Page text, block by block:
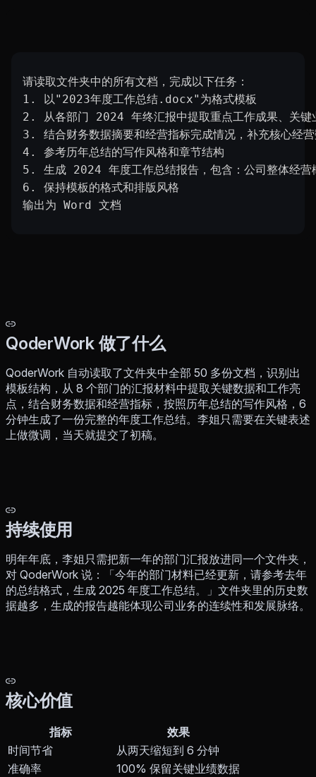
请读取文件夹中的所有文档，完成以下任务：
1. 以"2023年度工作总结.docx"为格式模板
2. 从各部门 2024 年终汇报中提取重点工作成果、关键
3. 结合财务数据摘要和经营指标完成情况，补充核心经
4. 参考历年总结的写作风格和章节结构
5. 生成 2024 年度工作总结报告，包含：公司整体经营
6. 保持模板的格式和排版风格
输出为 Word 文档
QoderWork 做了什么
QoderWork 自动读取了文件夹中全部 50 多份文档，识别出
模板结构，从 8 个部门的汇报材料中提取关键数据和工作亮
点，结合财务数据和经营指标，按照历年总结的写作风格，6
分钟生成了一份完整的年度工作总结。李姐只需要在关键表述
上做微调，当天就提交了初稿。
持续使用
明年年底，李姐只需把新一年的部门汇报放进同一个文件夹，
对 QoderWork 说：「今年的部门材料已经更新，请参考去年
的总结格式，生成 2025 年度工作总结。」文件夹里的历史数
据越多，生成的报告越能体现公司业务的连续性和发展脉络。
核心价值
指标
效果
时间节省
从两天缩短到 6 分钟
准确率
100% 保留关键业绩数据